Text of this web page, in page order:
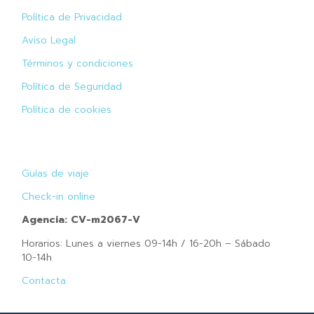
Política de Privacidad
Aviso Legal
Términos y condiciones
Política de Seguridad
Política de cookies
Guías de viaje
Check-in online
Agencia: CV-m2067-V
Horarios: Lunes a viernes 09-14h / 16-20h – Sábado
10-14h
Contacta